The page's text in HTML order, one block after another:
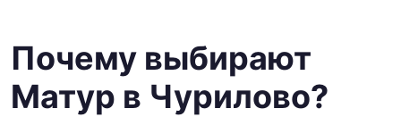
Почему выбирают
Матур в Чурилово?